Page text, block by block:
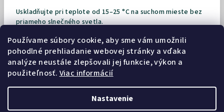
Používame súbory cookie, aby sme vám umožnili
pohodlné prehliadanie webovej stránky a vďaka
analýze neustále zlepšovali jej funkcie, výkon a
použiteľnosť. Viac informácií
Nastavenie
Uskladňujte pri teplote od 15–25 °C na suchom mieste bez
priameho slnečného svetla.
Uskladniť mimo dosahu detí!
Spotrebujte do dátumu uvedeného na obale.